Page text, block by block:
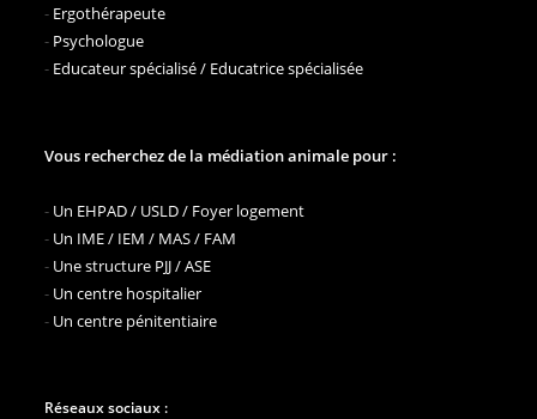
- Ergothérapeute
- Psychologue
- Educateur spécialisé / Educatrice spécialisée
Vous recherchez de la médiation animale pour :
- Un EHPAD / USLD / Foyer logement
- Un IME / IEM / MAS / FAM
- Une structure PJJ / ASE
- Un centre hospitalier
- Un centre pénitentiaire
Réseaux sociaux :